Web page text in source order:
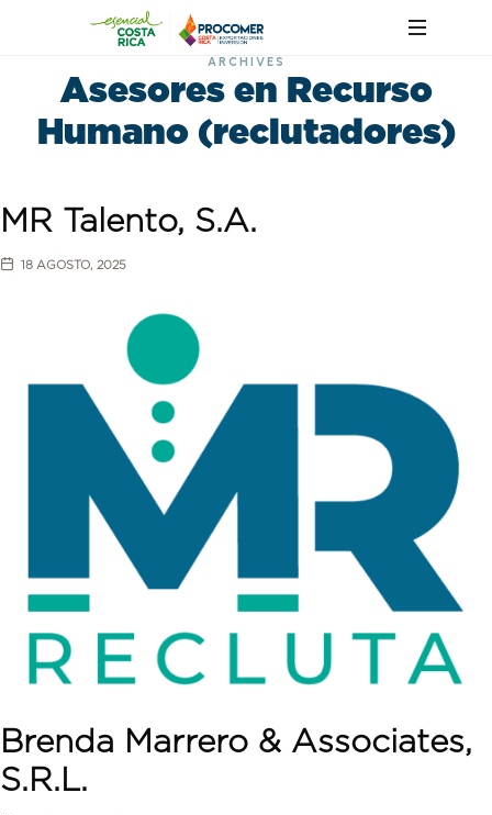
ARCHIVES
Asesores en Recurso
Humano (reclutadores)
MR Talento, S.A.
18 AGOSTO, 2025
Brenda Marrero & Associates,
S.R.L.